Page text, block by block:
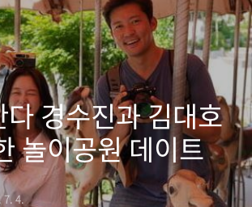
경수진과 김대호
놀이공원 데이트
7. 4.